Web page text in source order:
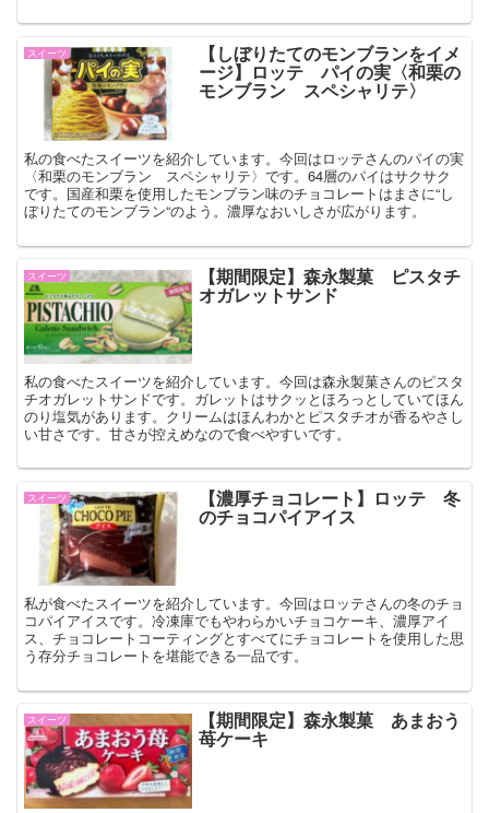
スイーツ 【しぼりたてのモンブランをイメ
ージ】ロッテ パイの実〈和栗の
モンブラン スペシャリテ〉
私の食べたスイーツを紹介しています。今回はロッテさんのパイの実
〈和栗のモンブラン スペシャリテ〉です。64層のパイはサクサク
です。国産和栗を使用したモンブラン味のチョコレートはまさに“し
ぼりたてのモンブラン“のよう。濃厚なおいしさが広がります。
スイーツ 【期間限定】森永製菓 ピスタチ
オガレットサンド
私の食べたスイーツを紹介しています。今回は森永製菓さんのピスタ
チオガレットサンドです。ガレットはサクッとほろっとしていてほん
のり塩気があります。クリームはほんわかとピスタチオが香るやさし
い甘さです。甘さが控えめなので食べやすいです。
スイーツ 【濃厚チョコレート】ロッテ 冬
のチョコパイアイス
私が食べたスイーツを紹介しています。今回はロッテさんの冬のチョ
コパイアイスです。冷凍庫でもやわらかいチョコケーキ、濃厚アイ
ス、チョコレートコーティングとすべてにチョコレートを使用した思
う存分チョコレートを堪能できる一品です。
スイーツ 【期間限定】森永製菓 あまおう
苺ケーキ